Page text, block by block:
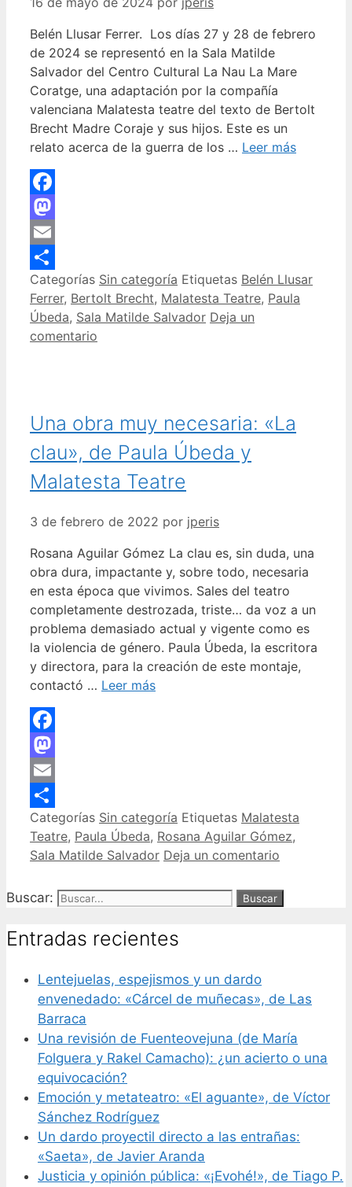
Belén Llusar Ferrer. Los días 27 y 28 de febrero
de 2024 se representó en la Sala Matilde
Salvador del Centro Cultural La Nau La Mare
Coratge, una adaptación por la compañía
valenciana Malatesta teatre del texto de Bertolt
Brecht Madre Coraje y sus hijos. Este es un
relato acerca de la guerra de los … Leer más
Facebook
Mastodon
Email
Compartir
Categorías Sin categoría Etiquetas Belén Llusar
Ferrer, Bertolt Brecht, Malatesta Teatre, Paula
Úbeda, Sala Matilde Salvador Deja un
comentario
Una obra muy necesaria: «La
clau», de Paula Úbeda y
Malatesta Teatre
3 de febrero de 2022 por jperis
Rosana Aguilar Gómez La clau es, sin duda, una
obra dura, impactante y, sobre todo, necesaria
en esta época que vivimos. Sales del teatro
completamente destrozada, triste… da voz a un
problema demasiado actual y vigente como es
la violencia de género. Paula Úbeda, la escritora
y directora, para la creación de este montaje,
contactó … Leer más
Facebook
Mastodon
Email
Compartir
Categorías Sin categoría Etiquetas Malatesta
Teatre, Paula Úbeda, Rosana Aguilar Gómez,
Sala Matilde Salvador Deja un comentario
Buscar:
Entradas recientes
Lentejuelas, espejismos y un dardo
envenedado: «Cárcel de muñecas», de Las
Barraca
Una revisión de Fuenteovejuna (de María
Folguera y Rakel Camacho): ¿un acierto o una
equivocación?
Emoción y metateatro: «El aguante», de Víctor
Sánchez Rodríguez
Un dardo proyectil directo a las entrañas:
«Saeta», de Javier Aranda
Justicia y opinión pública: «¡Evohé!», de Tiago P.